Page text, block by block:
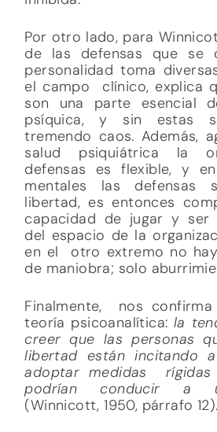
Por otro lado, para
de las defensas que se
personalidad toma
el campo clínico, explica
son una parte esencial
psíquica, y sin estas
tremendo caos. Además,
salud psiquiátrica la
defensas es flexible, y
mentales las defensas
libertad, es entonces
capacidad de jugar y ser
del espacio de la
en el otro extremo no
de maniobra; solo
Finalmente, nos
teoría psicoanalítica:la
creer que las personas
libertad están incitando
adoptar medidas
podrían conducir a
(Winnicott, 1950, párrafo 12).